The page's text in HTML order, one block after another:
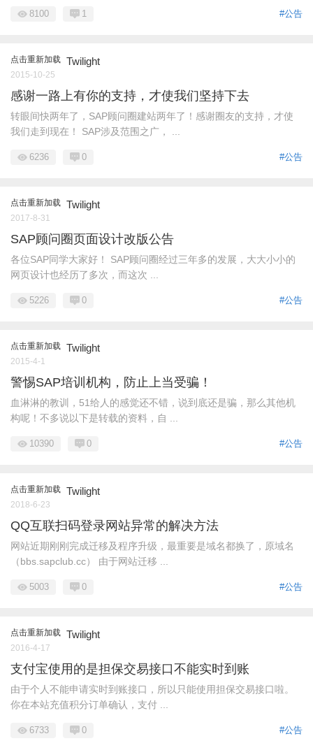
#公告
8100 1
点击重新加载 Twilight
2015-10-25
感谢一路上有你的支持，才使我们坚持下去
转眼间快两年了，SAP顾问圈建站两年了！感谢圈友的支持，才使
我们走到现在！ SAP涉及范围之广， ...
#公告
6236 0
点击重新加载 Twilight
2017-8-31
SAP顾问圈页面设计改版公告
各位SAP同学大家好！ SAP顾问圈经过三年多的发展，大大小小的
网页设计也经历了多次，而这次 ...
#公告
5226 0
点击重新加载 Twilight
2015-4-1
警惕SAP培训机构，防止上当受骗！
血淋淋的教训，51给人的感觉还不错，说到底还是骗，那么其他机
构呢！不多说以下是转载的资料，自 ...
#公告
10390 0
点击重新加载 Twilight
2018-6-23
QQ互联扫码登录网站异常的解决方法
网站近期刚刚完成迁移及程序升级，最重要是域名都换了，原域名
（bbs.sapclub.cc） 由于网站迁移 ...
#公告
5003 0
点击重新加载 Twilight
2016-4-17
支付宝使用的是担保交易接口不能实时到账
由于个人不能申请实时到账接口，所以只能使用担保交易接口啦。
你在本站充值积分订单确认，支付 ...
#公告
6733 0